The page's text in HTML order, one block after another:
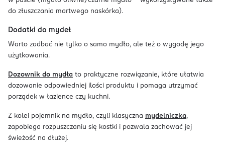
do złuszczania martwego naskórka).
Dodatki do mydeł
Warto zadbać nie tylko o samo mydło, ale też o wygodę jego
użytkowania.
Dozownik do mydła to praktyczne rozwiązanie, które ułatwia
dozowanie odpowiedniej ilości produktu i pomaga utrzymać
porządek w łazience czy kuchni.
Z kolei pojemnik na mydło, czyli klasyczna mydelniczka,
zapobiega rozpuszczaniu się kostki i pozwala zachować jej
świeżość na dłużej.